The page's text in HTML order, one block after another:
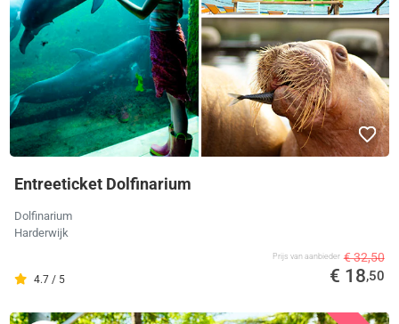
Entreeticket Dolfinarium
Dolfinarium
Harderwijk
4.7 / 5
Prijs van aanbieder € 32,50
€ 18,50